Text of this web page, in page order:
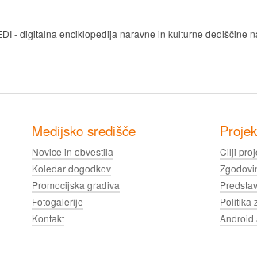
- digitalna enciklopedija naravne in kulturne dediščine
Medijsko središče
Novice in obvestila
Koledar dogodkov
Promocijska gradiva
Fotogalerije
Kontakt
Cilji
Politika
Android